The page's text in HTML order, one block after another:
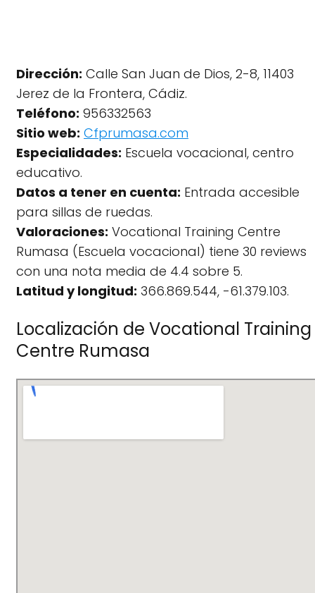
Dirección: Calle San Juan de Dios, 2-8, 11403
Jerez de la Frontera, Cádiz.
Teléfono: 956332563
Sitio web: Cfprumasa.com
Especialidades: Escuela vocacional, centro
educativo.
Datos a tener en cuenta: Entrada accesible
para sillas de ruedas.
Valoraciones: Vocational Training Centre
Rumasa (Escuela vocacional) tiene 30 reviews
con una nota media de 4.4 sobre 5.
Latitud y longitud: 366.869.544, -61.379.103.
Localización de Vocational Training
Centre Rumasa